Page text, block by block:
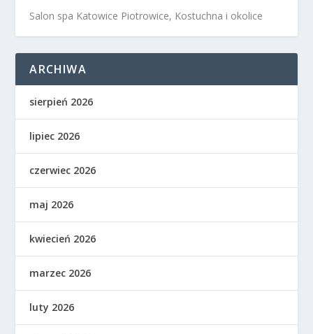
Salon spa Katowice Piotrowice, Kostuchna i okolice
ARCHIWA
sierpień 2026
lipiec 2026
czerwiec 2026
maj 2026
kwiecień 2026
marzec 2026
luty 2026